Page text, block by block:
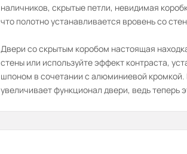
наличников, скрытые петли, невидимая
что полотно устанавливается вровень со
Двери со скрытым коробом настоящая
стены или используйте эффект контраста,
шпоном в сочетании с алюминиевой кромкой.
увеличивает функционал двери, ведь теперь